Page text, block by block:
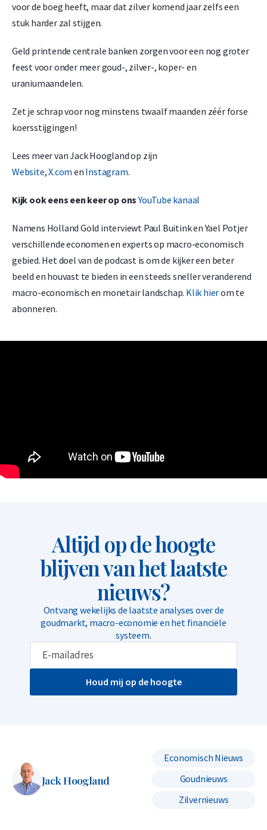
voor de boeg heeft, maar dat zilver komend jaar zelfs een
stuk harder zal stijgen.
Geld printende centrale banken zorgen voor een nog groter
feest voor onder meer goud-, zilver-, koper- en
uraniumaandelen.
Zet je schrap voor nog minstens twaalf maanden zéér forse
koersstijgingen!
Lees meer van Jack Hoogland op zijn
Website,X.com en Instagram.
Kijk ook eens een keer op ons YouTube kanaal
Namens Holland Gold interviewt Paul Buitink en Yael Potjer
verschillende economen en experts op macro-economisch
gebied. Het doel van de podcast is om de kijker een beter
beeld en houvast te bieden in een steeds sneller veranderend
macro-economisch en monetair landschap. Klik hierom te
abonneren.
Altijd op de hoogte
blijven van het laatste
nieuws?
Ontvang wekelijks de laatste analyses over de
goudmarkt, macro-economie en het financiële
systeem.
Houd mij op de hoogte
Jack Hoogland
Economisch Nieuws
Goudnieuws
Zilvernieuws